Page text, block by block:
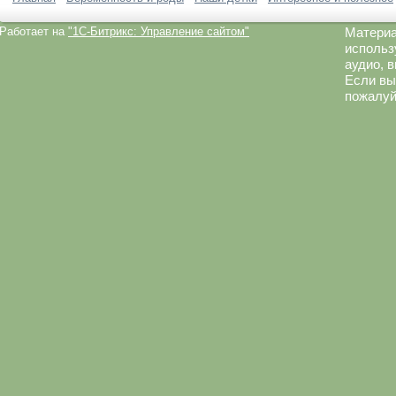
Работает на "1C-Битрикс: Управление сайтом"
аудио,
Если вы